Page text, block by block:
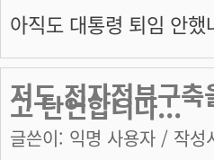
아직도 대통령 퇴임 안했
저도 전자정부구
고 단언합니다...
글쓴이: 익명 사용자 / 작성